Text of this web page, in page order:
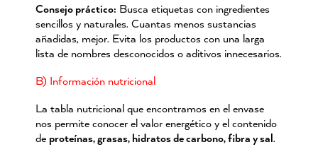
Consejo práctico: Busca etiquetas con ingredientes
sencillos y naturales. Cuantas menos sustancias
añadidas, mejor. Evita los productos con una larga
lista de nombres desconocidos o aditivos innecesarios.
B) Información nutricional
La tabla nutricional que encontramos en el envase
nos permite conocer el valor energético y el contenido
de proteínas, grasas, hidratos de carbono, fibra y sal.